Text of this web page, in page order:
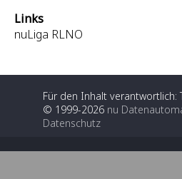
Links
nuLiga RLNO
Für den Inhalt verantwortlich:
© 1999-2026 nu
Datenschutz